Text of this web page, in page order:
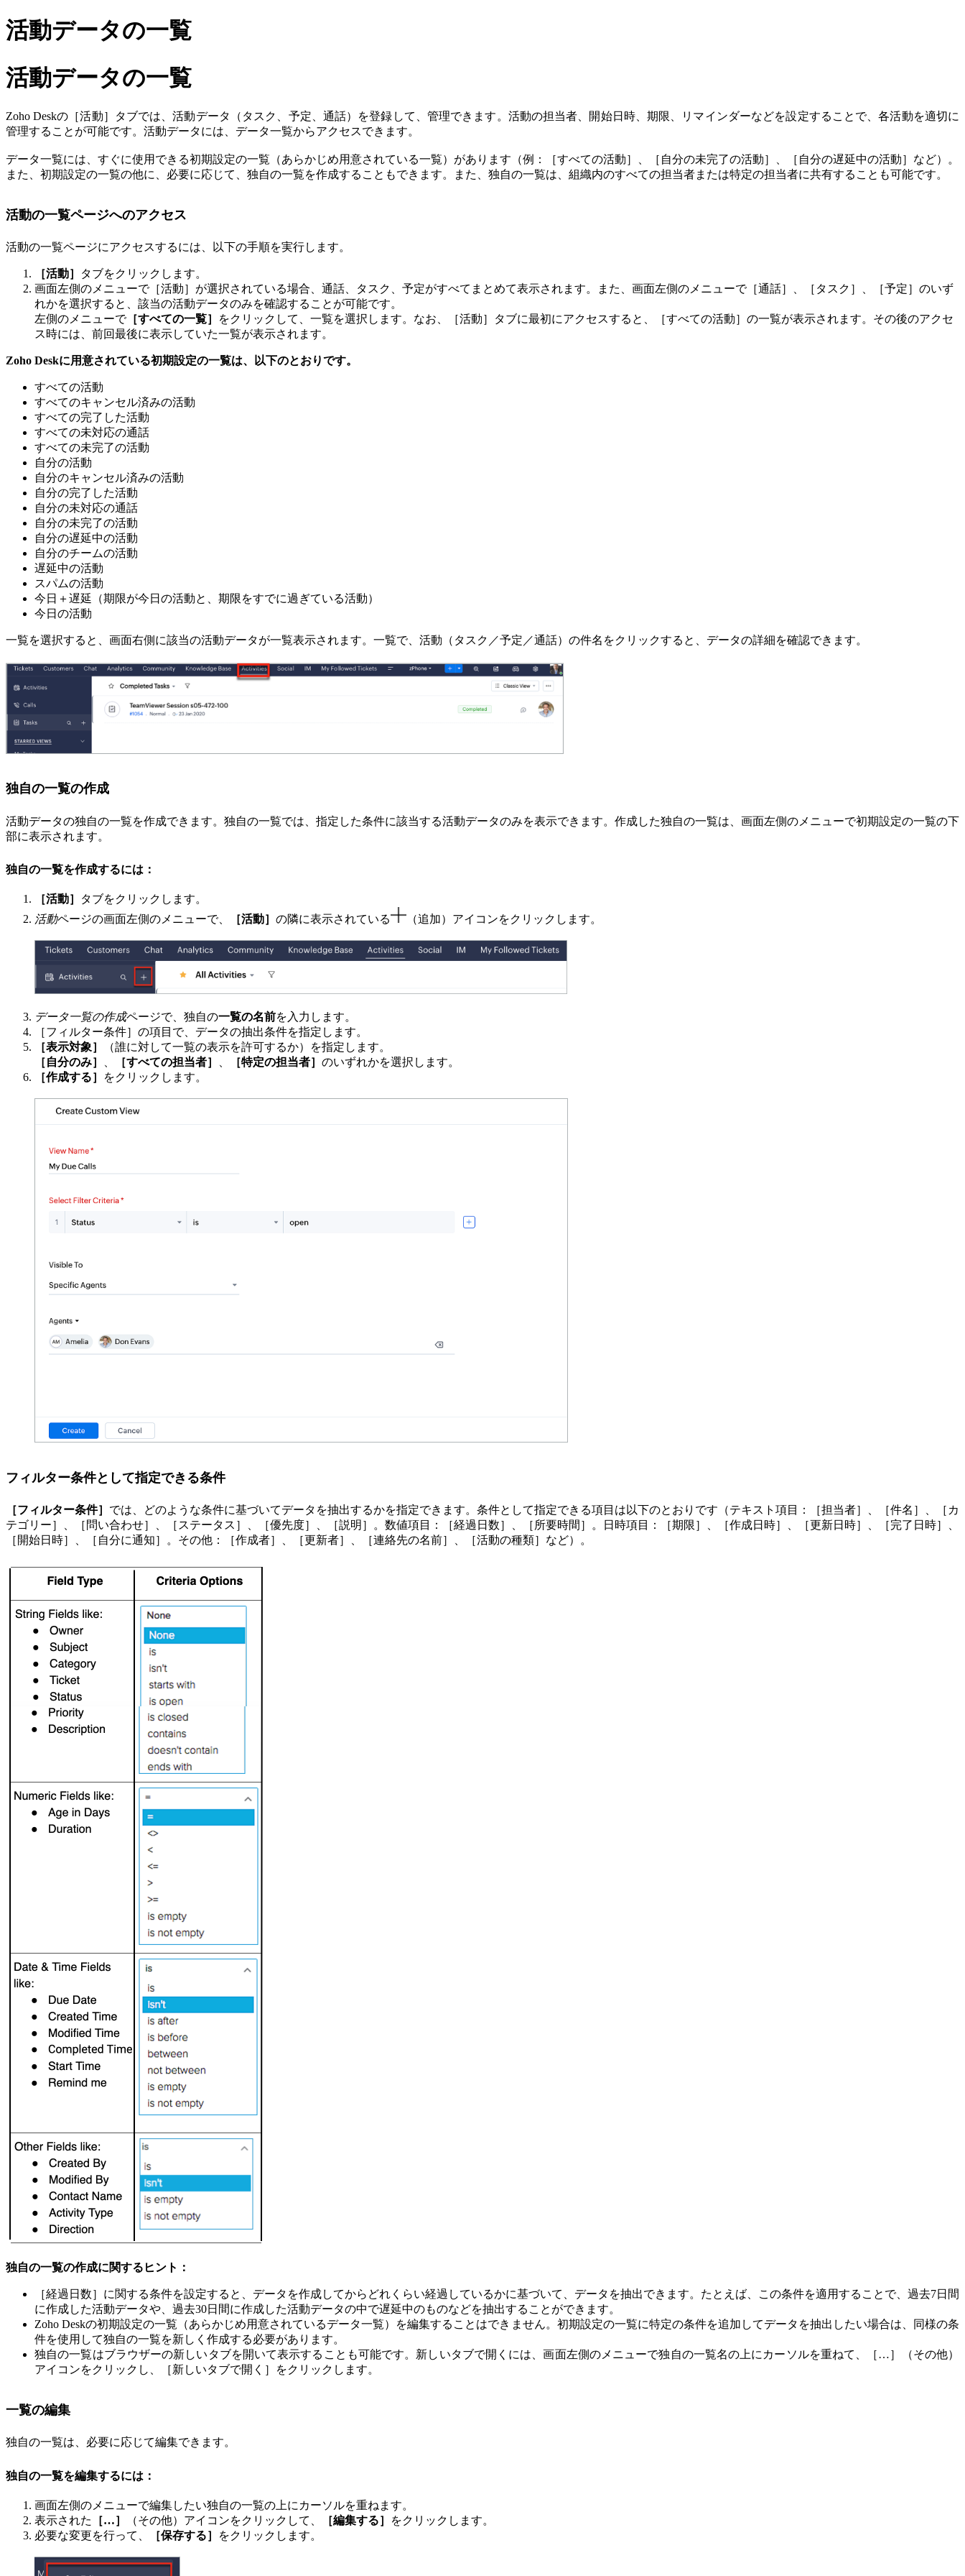
活動データの一覧
活動データの一覧
Zoho Deskの［活動］タブでは、活動データ（タスク、予定、通話）を登録して、管理できます。活動の担当者、開始日時、期限、リマインダーなどを設定することで、各活動を適切に
管理することが可能です。活動データには、データ一覧からアクセスできます。
データ一覧には、すぐに使用できる初期設定の一覧（あらかじめ用意されている一覧）があります（例：［すべての活動］、［自分の未完了の活動］、［自分の遅延中の活動］など）。
また、初期設定の一覧の他に、必要に応じて、独自の一覧を作成することもできます。また、独自の一覧は、組織内のすべての担当者または特定の担当者に共有することも可能です。
活動の一覧ページへのアクセス
活動の一覧ページにアクセスするには、以下の手順を実行します。
［活動］
タブをクリックします。
画面左側のメニューで［活動］が選択されている場合、通話、タスク、予定がすべてまとめて表示されます。また、画面左側のメニューで［通話］、［タスク］、［予定］のいず
れかを選択すると、該当の活動データのみを確認することが可能です。
左側のメニューで［すべての一覧］
をクリックして、一覧を選択します。なお、［活動］タブに最初にアクセスすると、［すべての活動］の一覧が表示されます。その後のアクセ
ス時には、前回最後に表示していた一覧が表示されます。
Zoho Deskに用意されている初期設定の一覧は、以下のとおりです。
すべての活動
すべてのキャンセル済みの活動
すべての完了した活動
すべての未対応の通話
すべての未完了の活動
自分の活動
自分のキャンセル済みの活動
自分の完了した活動
自分の未対応の通話
自分の未完了の活動
自分の遅延中の活動
自分のチームの活動
遅延中の活動
スパムの活動
今日＋遅延（期限が今日の活動と、期限をすでに過ぎている活動）
今日の活動
一覧を選択すると、画面右側に該当の活動データが一覧表示されます。一覧で、活動（タスク／予定／通話）の件名をクリックすると、データの詳細を確認できます。
独自の一覧の作成
活動データの独自の一覧を作成できます。独自の一覧では、指定した条件に該当する活動データのみを表示できます。作成した独自の一覧は、画面左側のメニューで初期設定の一覧の下
部に表示されます。
独自の一覧を作成するには：
［活動］
タブをクリックします。
活動ページの画面左側のメニューで、 ［活動］ の隣に表示されている （追加）アイコンをクリックします。
データ一覧の作成ページで、独自の一覧の名前を入力します。
［フィルター条件］の項目で、データの抽出条件を指定します。
［表示対象］
（誰に対して一覧の表示を許可するか）を指定します。
［自分のみ］
［すべての担当者］ ［特定の担当者］ のいずれかを選択します。
［作成する］
をクリックします。
フィルター条件として指定できる条件
［フィルター条件］ では、どのような条件に基づいてデータを抽出するかを指定できます。条件として指定できる項目は以下のとおりです（テキスト項目：［担当者］、［件名］、［カ
テゴリー］、［問い合わせ］、［ステータス］、［優先度］、［説明］。数値項目：［経過日数］、［所要時間］。日時項目：［期限］、［作成日時］、［更新日時］、［完了日時］、
［開始日時］、［自分に通知］。その他：［作成者］、［更新者］、［連絡先の名前］、［活動の種類］など）。
独自の一覧の作成に関するヒント：
［経過日数］に関する条件を設定すると、データを作成してからどれくらい経過しているかに基づいて、データを抽出できます。たとえば、この条件を適用することで、過去7日間
に作成した活動データや、過去30日間に作成した活動データの中で遅延中のものなどを抽出することができます。
Zoho Deskの初期設定の一覧（あらかじめ用意されているデータ一覧）を編集することはできません。初期設定の一覧に特定の条件を追加してデータを抽出したい場合は、同様の条
件を使用して独自の一覧を新しく作成する必要があります。
独自の一覧はブラウザーの新しいタブを開いて表示することも可能です。新しいタブで開くには、画面左側のメニューで独自の一覧名の上にカーソルを重ねて、［…］（その他）
アイコンをクリックし、［新しいタブで開く］をクリックします。
一覧の編集
独自の一覧は、必要に応じて編集できます。
独自の一覧を編集するには：
画面左側のメニューで編集したい独自の一覧の上にカーソルを重ねます。
表示された
［…］ （その他）アイコンをクリックして、 ［編集する］
をクリックします。
必要な変更を行って、
［保存する］ をクリックします。